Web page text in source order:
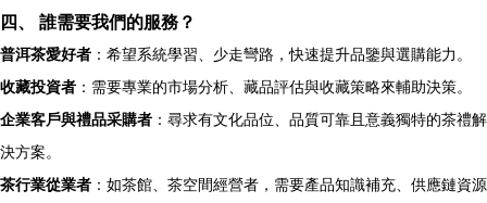
四、 誰需要我們的服務？
普洱茶愛好者 ：希望系統學習、少走彎路，快速提升品鑒與選購能力。
收藏投資者 ：需要專業的市場分析、藏品評估與收藏策略來輔助決策。
企業客戶與禮品采購者 ：尋求有文化品位、品質可靠且意義獨特的茶禮解
決方案。
茶行業從業者 ：如茶館、茶空間經營者，需要產品知識補充、供應鏈資源